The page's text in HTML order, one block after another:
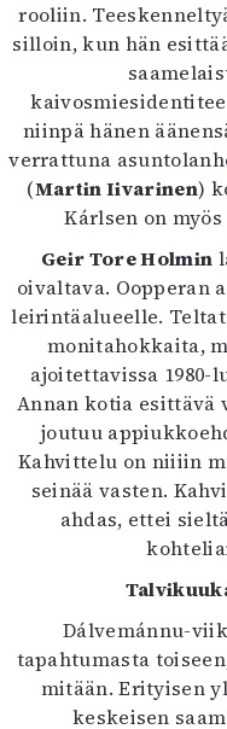
rooliin.
silloin, kun hän
niinpä hänen
verrattuna
(Martin Iivarinen)
Kárlsen on
Geir Tore Holmin
oivaltava. Oopperan
leirintäalueelle.
monitahokkaita,
ajoitettavissa
Annan kotia esittävä
joutuu
Kahvittelu on niiiin
seinää vasten.
ahdas, ettei
Dálvemánnu-
tapahtumasta
mitään. Erityisen
keskeisen